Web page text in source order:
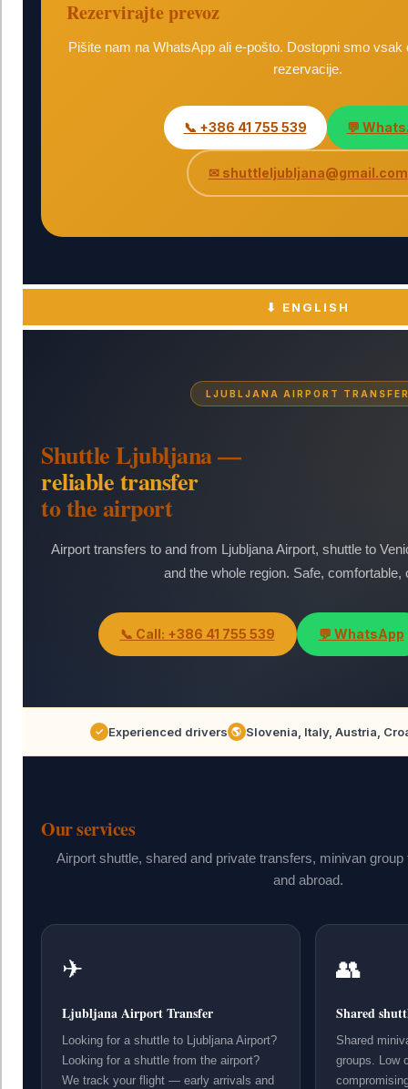
Rezervirajte prevoz
Pišite nam na WhatsApp ali e-pošto. Dostopni smo
rezervacije.
📞 +386 41 755 539 💬
✉ shuttleljubljana@gmail.com
⬇ ENGLISH
LJUBLJANA AIRPORT
Shuttle Ljubljana —
reliable transfer
to the airport
Airport transfers to and from Ljubljana Airport, shuttle to
and the whole region. Safe, comfortable,
📞 Call: +386 41 755 539 💬 WhatsApp
✓ Experienced drivers 🌎 Slovenia, Italy, Austria,
Our services
Airport shuttle, shared and private transfers, minivan
and abroad.
✈
Ljubljana Airport Transfer
Looking for a shuttle to Ljubljana Airport?
Looking for a shuttle from the airport?
We track your flight — early arrivals and
👥
Shared
Shared
groups. Low